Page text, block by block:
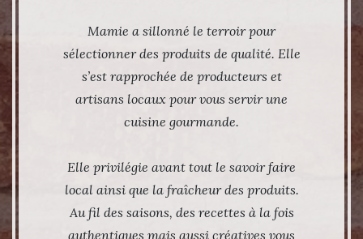
Mamie a sillonné le terroir pour
sélectionner des produits de qualité. Elle
s’est rapprochée de producteurs et
artisans locaux pour vous servir une
cuisine gourmande.
Elle privilégie avant tout le savoir faire
local ainsi que la fraîcheur des produits.
Au fil des saisons, des recettes à la fois
authentiques mais aussi créatives vous